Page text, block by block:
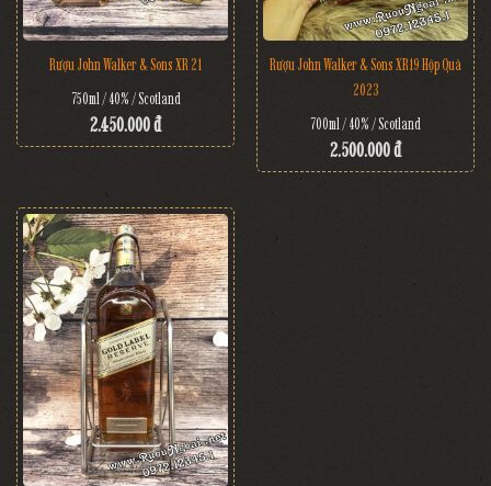
Rượu John Walker & Sons XR 21
750ml / 40% / Scotland
2.450.000 đ
Rượu John Walker & Sons XR19 Hộp Quà
2023
700ml / 40% / Scotland
2.500.000 đ